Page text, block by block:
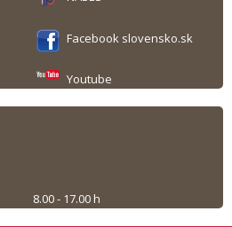
Facebook slovensko.sk
Youtube
8.00 - 17.00 h